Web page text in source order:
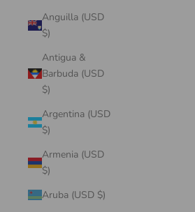
Anguilla (USD
$)
Antigua &
Barbuda (USD
$)
Argentina (USD
$)
Armenia (USD
$)
Aruba (USD $)